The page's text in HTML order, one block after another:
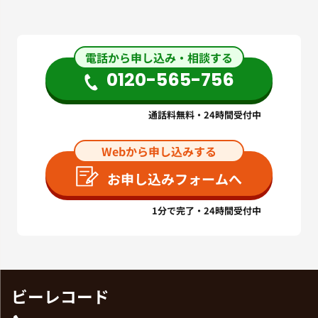
電話から申し込み・相談する
0120-565-756
通話料無料・24時間受付中
Webから申し込みする
お申し込みフォームへ
1分で完了・24時間受付中
ビーレコード